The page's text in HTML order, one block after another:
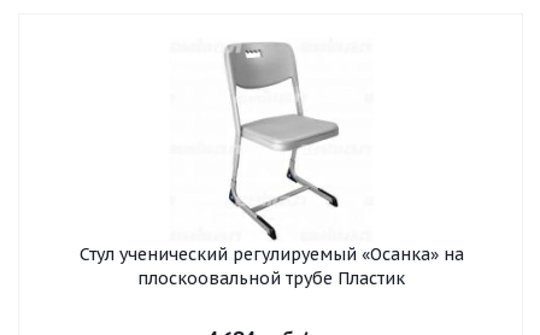
Стул ученический регулируемый «Осанка» на
плоскоовальной трубе Пластик